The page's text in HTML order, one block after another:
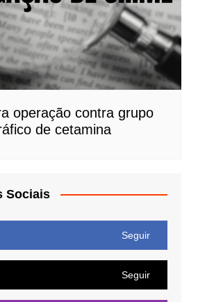
operação contra grupo
de cetamina
Sociais
Seguir
Seguir